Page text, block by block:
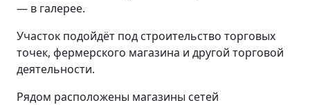
— в галерее.
Участок подойдёт под строительство торговых
точек, фермерского магазина и другой торговой
деятельности.
Рядом расположены магазины сетей